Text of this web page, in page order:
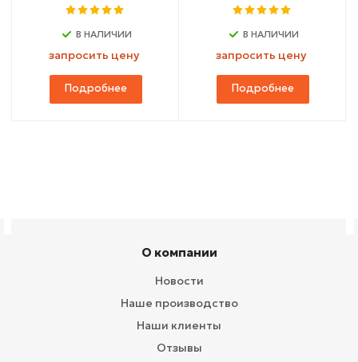
В НАЛИЧИИ
запросить цену
Подробнее
В НАЛИЧИИ
запросить цену
Подробнее
О компании
Новости
Наше производство
Наши клиенты
Отзывы